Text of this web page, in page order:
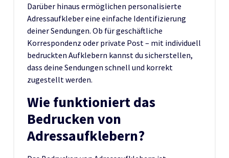
Darüber hinaus ermöglichen personalisierte
Adressaufkleber eine einfache Identifizierung
deiner Sendungen. Ob für geschäftliche
Korrespondenz oder private Post – mit individuell
bedruckten Aufklebern kannst du sicherstellen,
dass deine Sendungen schnell und korrekt
zugestellt werden.
Wie funktioniert das
Bedrucken von
Adressaufklebern?